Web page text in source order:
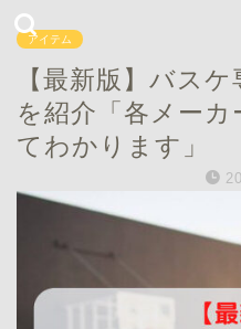
アイテム
【最新版】バス
を紹介「各メー
てわかります」